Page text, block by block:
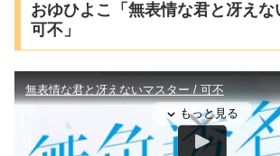
おゆひよこ「無表情な君と冴えな
可不」